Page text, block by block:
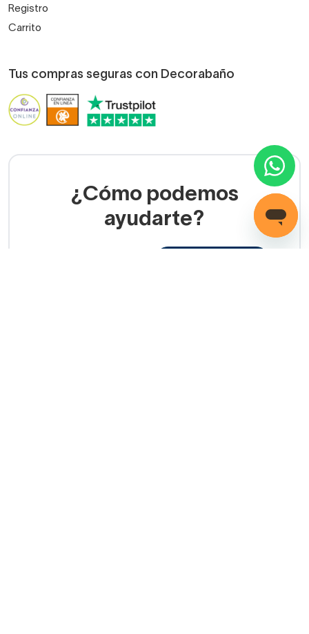
Registro
Carrito
Tus compras seguras con Decorabaño
¿Cómo podemos
ayudarte?